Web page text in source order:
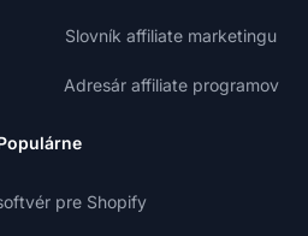
Slovník affiliate marketingu
Adresár affiliate programov
pre Shopify